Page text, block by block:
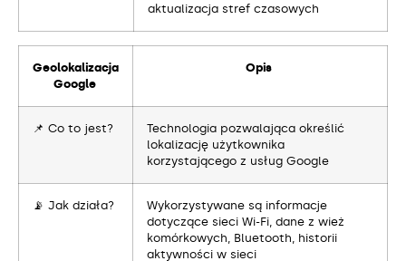
aktualizacja stref czasowych
Geolokalizacja
Google
Opis
📌 Co to jest?
Technologia pozwalająca określić
lokalizację użytkownika
korzystającego z usług Google
📡 Jak działa?
Wykorzystywane są informacje
dotyczące sieci Wi-Fi, dane z wież
komórkowych, Bluetooth, historii
aktywności w sieci